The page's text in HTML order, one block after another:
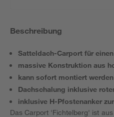
Beschreibung
Satteldach-Carport für
massive Konstruktion aus
kann sofort montiert werden
Dachschalung inklusive
inklusive H-Pfostenanker
Das Carport 'Fichtelberg' ist